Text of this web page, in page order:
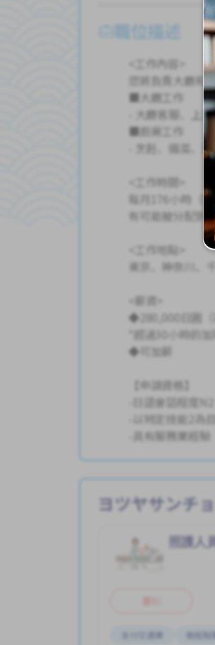
職位描述
<工作內容>
您將負責大廳和
■大廳工作
- 大廳客服、上
■廚房工作
- 烹飪、備菜、
<工作時間>
每月176小時（
有可能被分配到
<工作地點>
東京、神奈川、
<薪資>
◆280,000日圓（
*超過30小時的
◆可加薪
【申請資格】
-日語會話程度N2
-以特定技能2為
-具有服務業經驗
ヨツヤサンチ
照護人
兼职
支付交通費 無經驗